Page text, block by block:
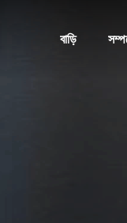
বাড়ি